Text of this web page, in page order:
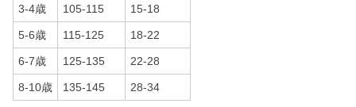
3-4歳 105-115 15-18
5-6歳 115-125 18-22
6-7歳 125-135 22-28
8-10歳 135-145 28-34